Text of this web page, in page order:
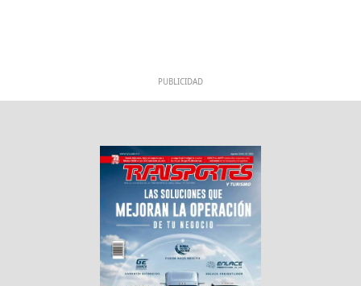
PUBLICIDAD